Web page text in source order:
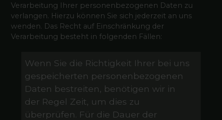
Verarbeitung Ihrer personenbezogenen Daten zu
verlangen. Hierzu können Sie sich jederzeit an uns
wenden. Das Recht auf Einschränkung der
Verarbeitung besteht in folgenden Fällen:
Wenn Sie die Richtigkeit Ihrer bei uns
gespeicherten personenbezogenen
Daten bestreiten, benötigen wir in
der Regel Zeit, um dies zu
überprüfen. Für die Dauer der